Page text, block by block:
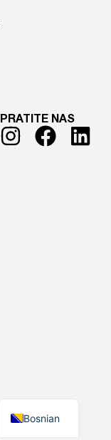
PRATITE NAS
Bosnian